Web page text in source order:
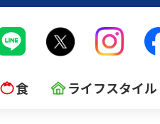
食 ライフスタイル